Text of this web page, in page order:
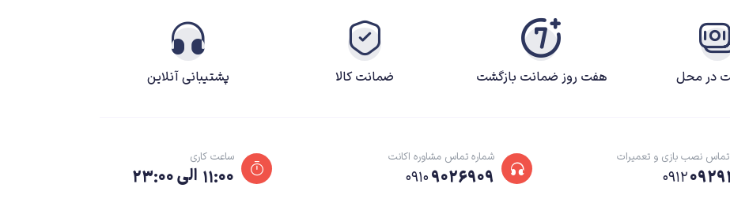
در محل هفت روز ضمانت بازگشت ضمانت کالا پشتیبانی آنلاین
تماس نصب بازی و تعمیرات
۰۹۱۲
شماره تماس مشاوره اکانت
۰۹۱۰۹۰۲۶۹۰۹
ساعت کاری
۱۱:۰۰ الی ۲۳:۰۰